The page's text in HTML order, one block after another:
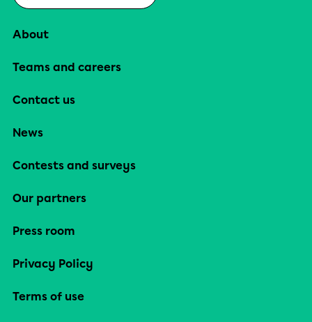
About
Teams and careers
Contact us
News
Contests and surveys
Our partners
Press room
Privacy Policy
Terms of use